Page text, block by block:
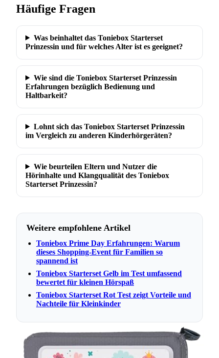
Häufige Fragen
Was beinhaltet das Toniebox Starterset
Prinzessin und für welches Alter ist es geeignet?
Wie sind die Toniebox Starterset Prinzessin
Erfahrungen bezüglich Bedienung und
Haltbarkeit?
Lohnt sich das Toniebox Starterset Prinzessin
im Vergleich zu anderen Kinderhörgeräten?
Wie beurteilen Eltern und Nutzer die
Hörinhalte und Klangqualität des Toniebox
Starterset Prinzessin?
Weitere empfohlene Artikel
Toniebox Prime Day Erfahrungen: Warum
dieses Shopping-Event für Familien so
spannend ist
Toniebox Starterset Gelb im Test umfassend
bewertet für kleinen Hörspaß
Toniebox Starterset Rot Test zeigt Vorteile und
Nachteile für Kleinkinder